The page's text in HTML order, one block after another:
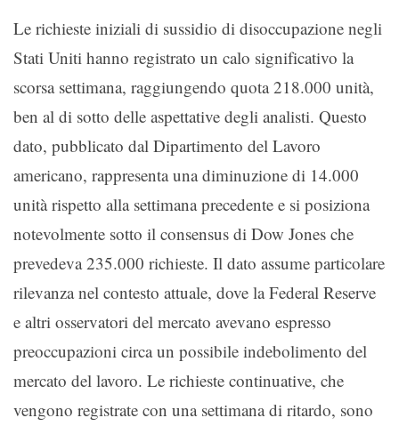
Le richieste iniziali di sussidio di disoccupazione negli
Stati Uniti hanno registrato un calo significativo la
scorsa settimana, raggiungendo quota 218.000 unità,
ben al di sotto delle aspettative degli analisti. Questo
dato, pubblicato dal Dipartimento del Lavoro
americano, rappresenta una diminuzione di 14.000
unità rispetto alla settimana precedente e si posiziona
notevolmente sotto il consensus di Dow Jones che
prevedeva 235.000 richieste. Il dato assume particolare
rilevanza nel contesto attuale, dove la Federal Reserve
e altri osservatori del mercato avevano espresso
preoccupazioni circa un possibile indebolimento del
mercato del lavoro. Le richieste continuative, che
vengono registrate con una settimana di ritardo, sono